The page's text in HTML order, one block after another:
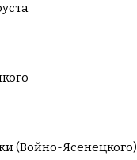
(Войно-Ясенецкого)